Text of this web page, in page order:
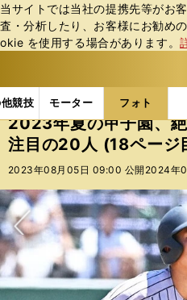
当サイトでは当社の提携先等がお
査・分析したり、お客様にお勧め
okie を使⽤する場合があります。
競技 モーター フォト
b
ス
ポ
ル
ー
バ
フォトギャラリー コ
2023年夏の甲子園、
注目の20人 (18ページ
2023年08月05日 09:00 公開 2024年
次へ